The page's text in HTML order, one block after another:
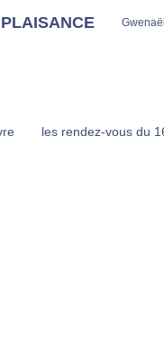
les rendez-vous du